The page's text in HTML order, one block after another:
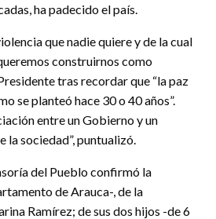
ha padecido el país.
que nadie quiere y de la cual
construirnos como
tras recordar que “la paz
se planteó hace 30 o 40 años”.
entre un Gobierno y un
la sociedad”, puntualizó.
del Pueblo confirmó la
de Arauca-, de la
Ramírez; de sus dos hijos -de 6